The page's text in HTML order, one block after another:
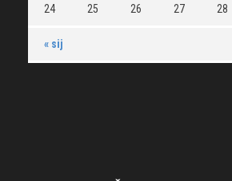
« sij
24 25 26 27 28